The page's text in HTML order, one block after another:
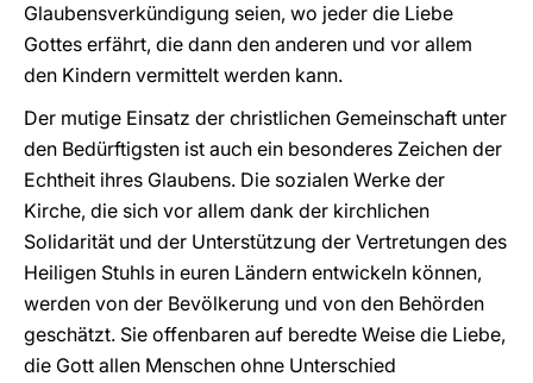
Glaubensverkündigung seien, wo jeder die Liebe
Gottes erfährt, die dann den anderen und vor allem
den Kindern vermittelt werden kann.
Der mutige Einsatz der christlichen Gemeinschaft unter
den Bedürftigsten ist auch ein besonderes Zeichen der
Echtheit ihres Glaubens. Die sozialen Werke der
Kirche, die sich vor allem dank der kirchlichen
Solidarität und der Unterstützung der Vertretungen des
Heiligen Stuhls in euren Ländern entwickeln können,
werden von der Bevölkerung und von den Behörden
geschätzt. Sie offenbaren auf beredte Weise die Liebe,
die Gott allen Menschen ohne Unterschied